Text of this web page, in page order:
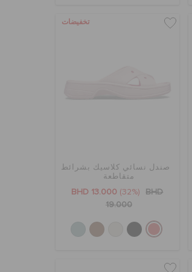
تخفيضات
صندل نسائي كلاسيك بشرائط
متقاطعة
BHD 13.000 (32%)
BHD
19.000